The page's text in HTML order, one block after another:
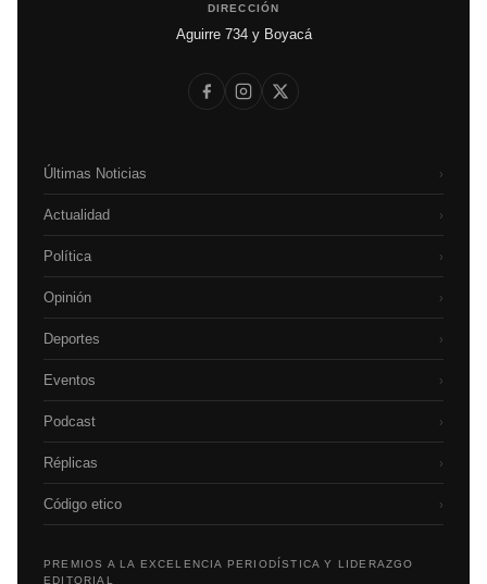
DIRECCIÓN
Aguirre 734 y Boyacá
Últimas Noticias ›
Actualidad ›
Política ›
Opinión ›
Deportes ›
Eventos ›
Podcast ›
Réplicas ›
Código etico ›
PREMIOS A LA EXCELENCIA PERIODÍSTICA Y LIDERAZGO
EDITORIAL